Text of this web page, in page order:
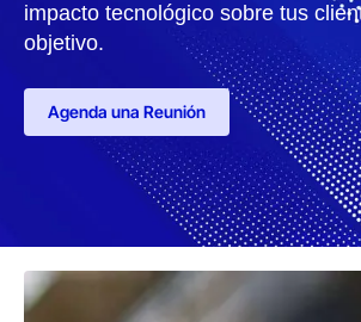
impacto tecnológico sobre tus
objetivo.
Agenda una Reunión